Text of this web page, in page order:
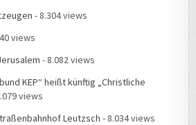
- 8.304 views
views
- 8.082 views
KEP“ heißt künftig „Christliche
views
Leutzsch - 8.034 views